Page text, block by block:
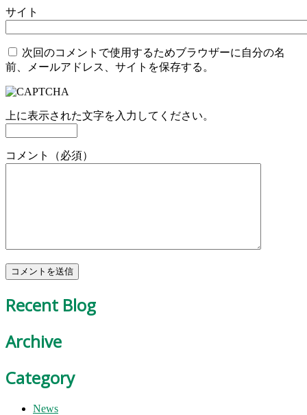
サイト
次回のコメントで使用するためブラウザーに自分の名
前、メールアドレス、サイトを保存する。
上に表示された文字を入力してください。
コメント（必須）
Recent Blog
Archive
Category
News